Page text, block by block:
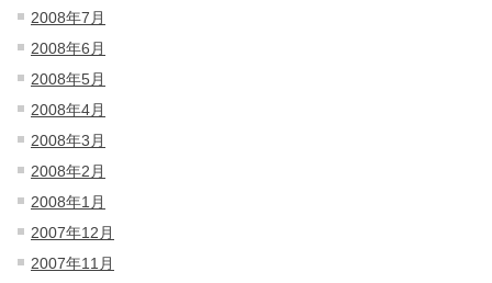
2008年7月
2008年6月
2008年5月
2008年4月
2008年3月
2008年2月
2008年1月
2007年12月
2007年11月